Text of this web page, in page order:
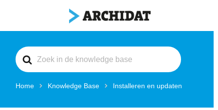
Search
For
Home Knowledge Base Installeren en updaten